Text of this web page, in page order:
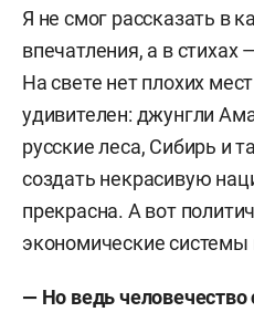
Я не смог рассказать в
впечатления, а в стихах
На свете нет плохих
удивителен: джунгли
русские леса, Сибирь и
создать некрасивую
прекрасна. А вот
экономические
— Но ведь